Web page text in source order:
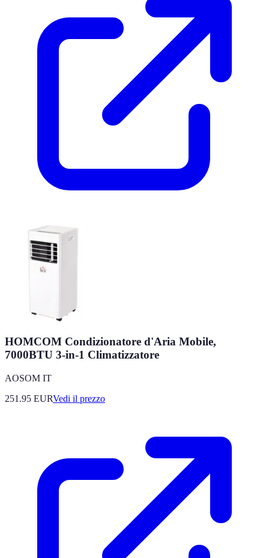
HOMCOM Condizionatore d'Aria Mobile,
7000BTU 3-in-1 Climatizzatore
AOSOM IT
251.95 EURVedi il prezzo